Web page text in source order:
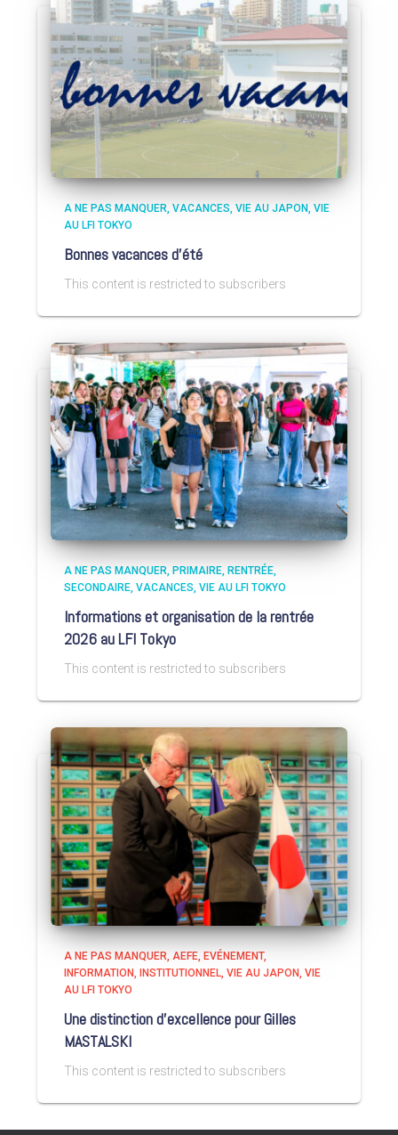
A NE PAS MANQUER VACANCES VIE AU JAPON VIE
AU LFI TOKYO
Bonnes vacances d’été
This content is restricted to subscribers
A NE PAS MANQUER PRIMAIRE RENTRÉE
SECONDAIRE VACANCES VIE AU LFI TOKYO
Informations et organisation de la rentrée
2026 au LFI Tokyo
This content is restricted to subscribers
A NE PAS MANQUER AEFE EVÉNEMENT
INFORMATION
INSTITUTIONNEL VIE AU JAPON VIE
AU LFI TOKYO
Une distinction d’excellence pour Gilles
MASTALSKI
This content is restricted to subscribers